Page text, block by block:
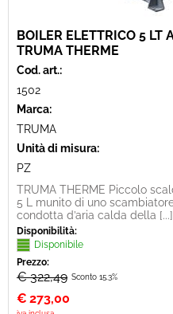
BOILER ELETTRICO 5 LT
TRUMA THERME
Cod. art.:
1502
Marca:
TRUMA
Unità di misura:
PZ
TRUMA THERME Piccolo
5 L munito di uno
condotta d’aria calda della [...]
Disponibilità:
Disponibile
Prezzo:
€ 322,49 Sconto 15.3%
€ 273,00